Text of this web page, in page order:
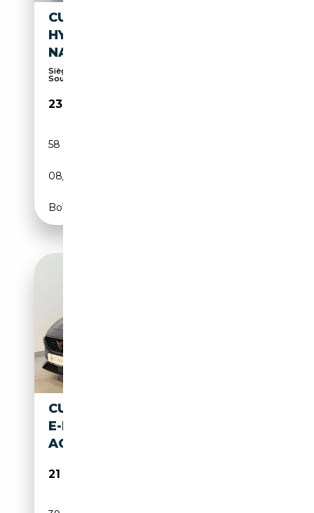
CUPRA FORMENTOR 1.4 E-
HYBRID VZ
NAV+LED+ACC+KAMERA+SHZ
Sièges électriques, Attache remorque,
Soundsystem,...
23 749€
58 750 km
08/2021
Boîte automatique
CUPRA LEON 1.4TSI DSG LIM.
E-HYBR.
ACC*LANE*SIDE*KESSY
21 775€